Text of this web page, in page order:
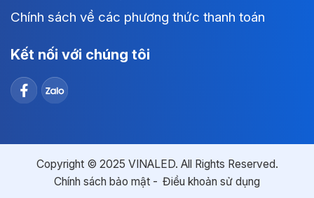
Chính sách về các phương thức thanh toán
Kết nối với chúng tôi
Copyright © 2025 VINALED. All Rights Reserved.
Chính sách bảo mật
Điều khoản sử dụng